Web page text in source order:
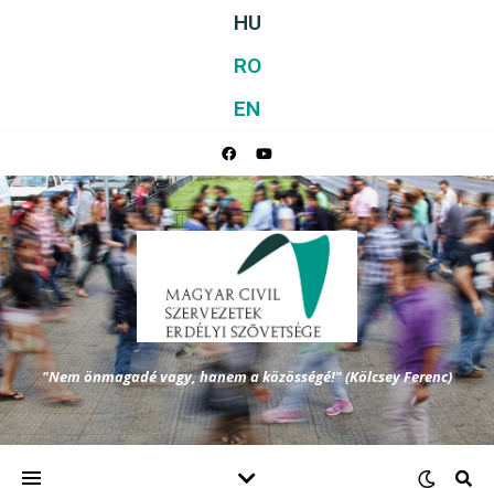
HU
RO
EN
"Nem önmagadé vagy, hanem a közösségé!" (Kölcsey Ferenc)